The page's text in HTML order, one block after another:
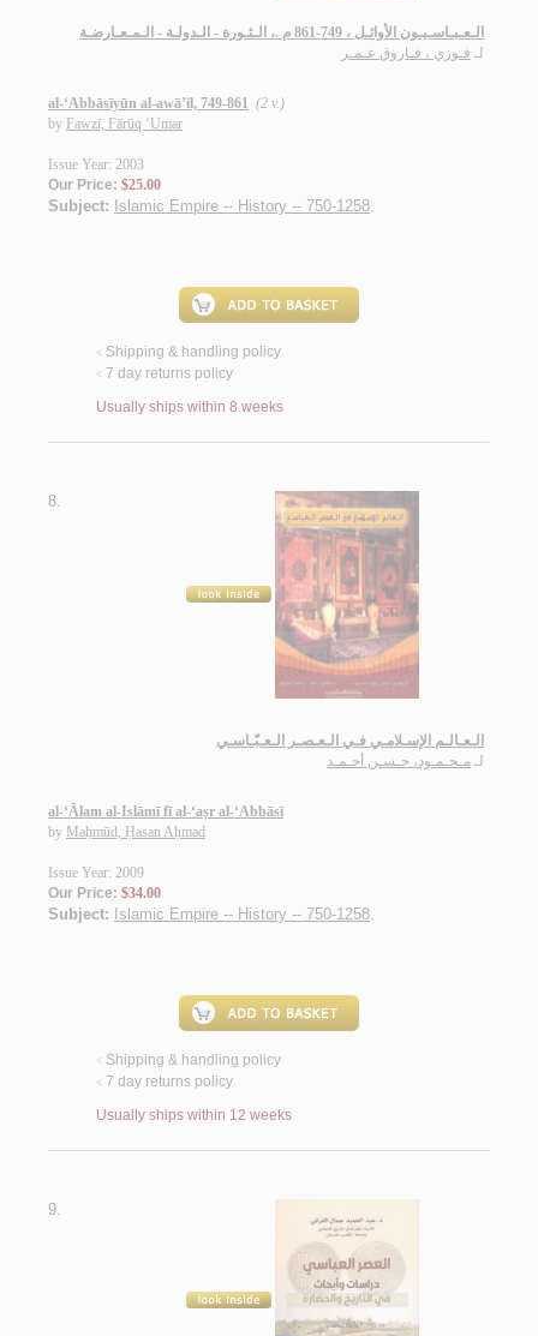
الـعـبـاسـيـون الأوائـل ، 749-861 م .، الـثـورة - الـدولـة - الـمـعـارضـة
لـ فـوزي ، فـاروق عـمـر
al-‘Abbāsīyūn al-awā’il, 749-861 (2 v.)
by Fawzī, Fārūq ‘Umar
Issue Year: 2003
Our Price: $25.00
Subject: Islamic Empire -- History -- 750-1258.
< Shipping & handling policy
< 7 day returns policy
Usually ships within 8 weeks
8.
الـعـالـم الإسـلامـي فـي الـعـصـر الـعـبّـاسـي
لـ مـحـمـود، حـسـن أحـمـد
al-‘Ālam al-Islāmī fī al-‘aṣr al-‘Abbāsī
by Maḥmūd, Ḥasan Aḥmad
Issue Year: 2009
Our Price: $34.00
Subject: Islamic Empire -- History -- 750-1258.
< Shipping & handling policy
< 7 day returns policy
Usually ships within 12 weeks
9.